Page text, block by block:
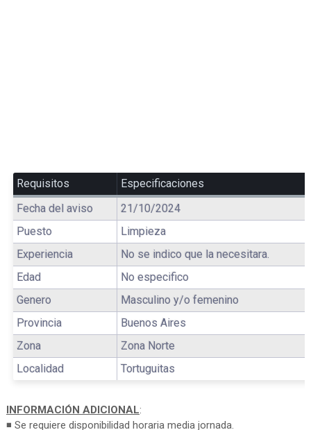
Requisitos
Especificaciones
Fecha del aviso
21/10/2024
Puesto
Limpieza
Experiencia
No se indico que la necesitara.
Edad
No especifico
Genero
Masculino y/o femenino
Provincia
Buenos Aires
Zona
Zona Norte
Localidad
Tortuguitas
INFORMACIÓN ADICIONAL:
◾ Se requiere disponibilidad horaria media jornada.